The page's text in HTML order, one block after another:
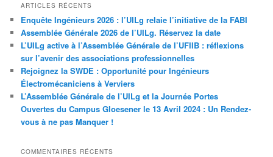
ARTICLES RÉCENTS
Enquête Ingénieurs 2026 : l’UILg relaie l’initiative de la FABI
Assemblée Générale 2026 de l’UILg. Réservez la date
L’UILg active à l’Assemblée Générale de l’UFIIB : réflexions
sur l’avenir des associations professionnelles
Rejoignez la SWDE : Opportunité pour Ingénieurs
Électromécaniciens à Verviers
L’Assemblée Générale de l’UILg et la Journée Portes
Ouvertes du Campus Gloesener le 13 Avril 2024 : Un Rendez-
vous à ne pas Manquer !
COMMENTAIRES RÉCENTS